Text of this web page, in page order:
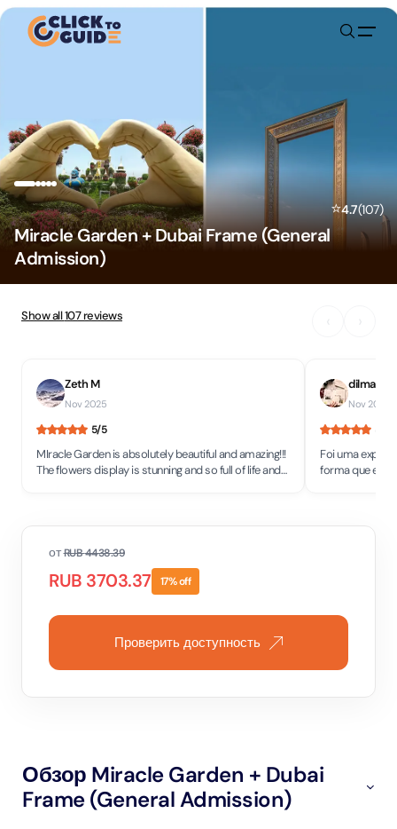
Skip to content
⭐4.7(107)
Miracle Garden + Dubai Frame (General
Admission)
Show all107reviews
Zeth M
Nov 2025
5/5
MIracle Garden is absolutely beautiful and amazing!!!
The flowers display is stunning and so full of life and
dilmacia
Nov 2025
Foi uma
forma que eles
Обзор Miracle Garden + Dubai
Frame (General Admission)
отRUB4438.39
RUB 3703.37 17% off
Проверить доступность